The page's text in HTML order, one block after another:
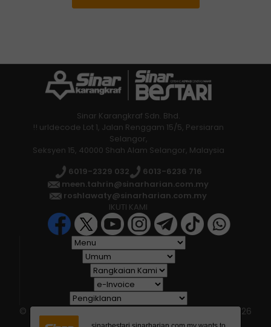
kedudukan lima terbaik universiti paling
Massila
UIGM merupakan satu sistem penilaian
kendiri dan sebagai pembuktian iltizam
universiti melestarikan alam sekitar yang
disertai institut pengajian tinggi (IPT)
seluruh dunia.
Sinar Karangkraf Sdn. Bhd.
!! urldecode Lot 1, Jalan Renggam 15/5, Persiaran
Selangor,
Seksyen 15, 40000 Shah Alam Selangor, Malaysia
6019-2329 032
6013-6236 716
meen.tahrin@sinarharian.com.my
roshlawaty@sinarharian.com.my
IKUTI KAMI
© 2026 All Rights Reserved • Karangkraf Group • © 2026
Hakcipta Terpelihara • Kumpulan Karangkraf